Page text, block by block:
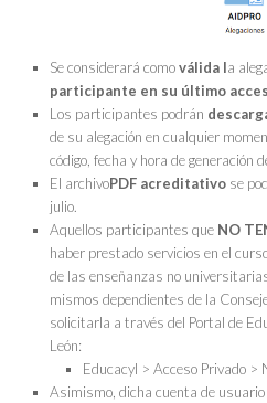
Se considerará comoválida la
participante en su último
Los participantes podrán
de su alegación en cualquier
código, fecha y hora de generación
El archivoPDF acreditativo se
julio.
Aquellos participantes que NO
haber prestado servicios en el
de las enseñanzas no
mismos dependientes de la
solicitarla a través del Portal de
León:
Educacyl > Acceso Privado >
Asimismo, dicha cuenta de